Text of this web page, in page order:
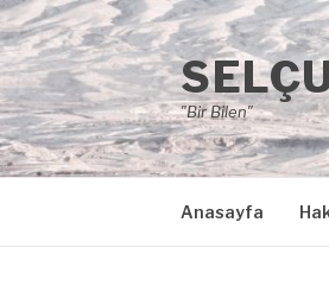
İçeriğe
atla
"Bir Bilen"
Anasayfa